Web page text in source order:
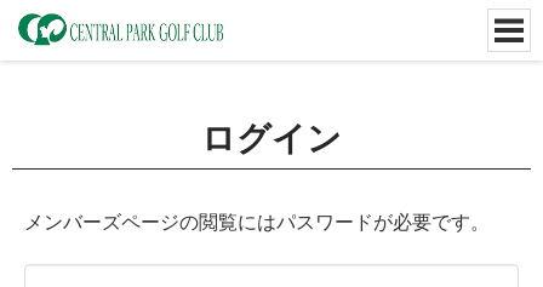
ログイン
メンバーズページの閲覧にはパスワードが必要です。